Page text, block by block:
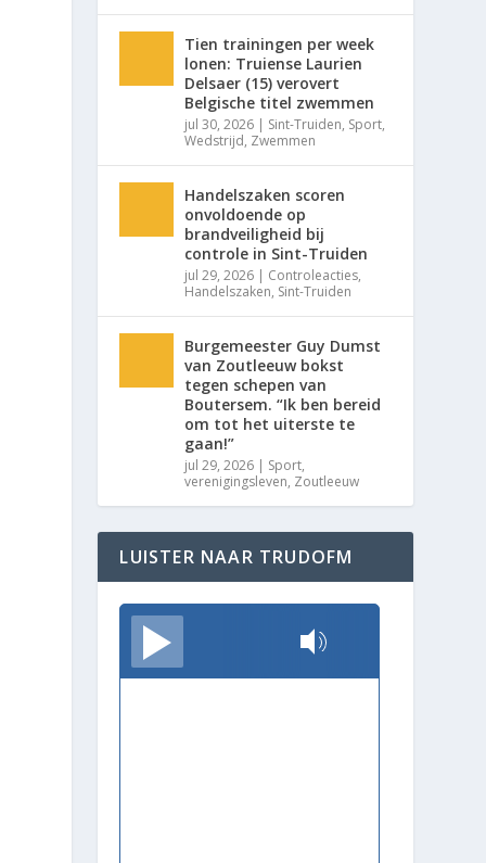
Tien trainingen per week
lonen: Truiense Laurien
Delsaer (15) verovert
Belgische titel zwemmen
jul 30, 2026 | Sint-Truiden, Sport,
Wedstrijd, Zwemmen
Handelszaken scoren
onvoldoende op
brandveiligheid bij
controle in Sint-Truiden
jul 29, 2026 | Controleacties,
Handelszaken, Sint-Truiden
Burgemeester Guy Dumst
van Zoutleeuw bokst
tegen schepen van
Boutersem. “Ik ben bereid
om tot het uiterste te
gaan!”
jul 29, 2026 | Sport,
verenigingsleven, Zoutleeuw
LUISTER NAAR TRUDOFM
TrudoFM